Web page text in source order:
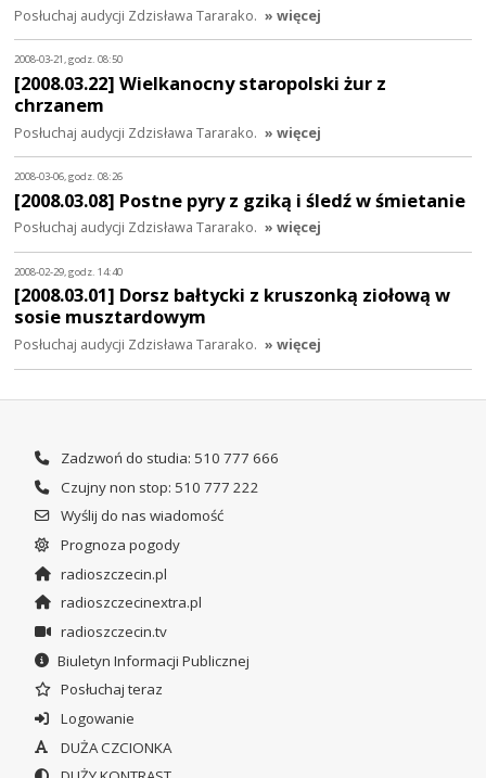
Posłuchaj audycji Zdzisława Tararako. » więcej
2008-03-21, godz. 08:50
[2008.03.22] Wielkanocny staropolski żur z
chrzanem
Posłuchaj audycji Zdzisława Tararako. » więcej
2008-03-06, godz. 08:26
[2008.03.08] Postne pyry z gziką i śledź w śmietanie
Posłuchaj audycji Zdzisława Tararako. » więcej
2008-02-29, godz. 14:40
[2008.03.01] Dorsz bałtycki z kruszonką ziołową w
sosie musztardowym
Posłuchaj audycji Zdzisława Tararako. » więcej
Zadzwoń do studia: 510 777 666
Czujny non stop: 510 777 222
Wyślij do nas wiadomość
Prognoza pogody
radioszczecin.pl
radioszczecinextra.pl
radioszczecin.tv
Biuletyn Informacji Publicznej
Posłuchaj teraz
Logowanie
DUŻA CZCIONKA